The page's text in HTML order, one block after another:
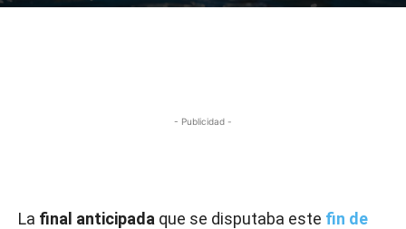
- Publicidad -
La final anticipada que se disputaba este fin de